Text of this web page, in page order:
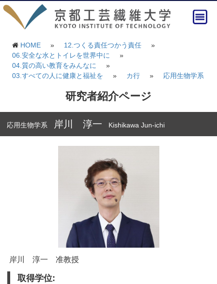
HOME » 12.つくる責任つかう責任
»
06.安全な水とトイレを世界中に
»
04.質の高い教育をみんなに
»
03.すべての人に健康と福祉を
» カ行 » 応用生物学系
研究者紹介ページ
応用生物学系 岸川 淳一 Kishikawa Jun-ichi
岸川 淳一 准教授
取得学位: